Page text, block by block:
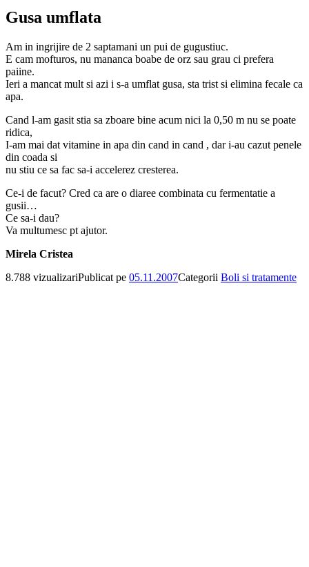
Gusa umflata
Am in ingrijire de 2 saptamani un pui de gugustiuc.
E cam mofturos, nu mananca boabe de orz sau grau ci prefera
paiine.
Ieri a mancat mult si azi i s-a umflat gusa, sta trist si elimina fecale ca
apa.
Cand l-am gasit stia sa zboare bine acum nici la 0,50 m nu se poate
ridica,
I-am mai dat vitamine in apa din cand in cand , dar i-au cazut penele
din coada si
nu stiu ce sa fac sa-i accelerez cresterea.
Ce-i de facut? Cred ca are o diaree combinata cu fermentatie a
gusii…
Ce sa-i dau?
Va multumesc pt ajutor.
Mirela Cristea
8.788 vizualizariPublicat pe 05.11.2007Categorii Boli si tratamente